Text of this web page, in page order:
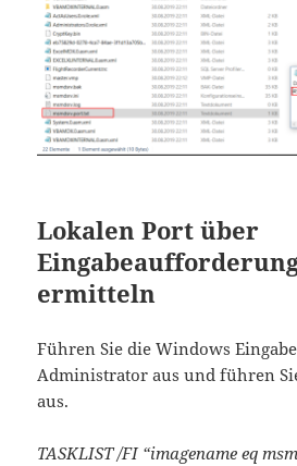
Lokalen Port über
ermitteln
Führen Sie die Windows
Administrator aus und führen
aus.
TASKLIST /FI “imagename eq